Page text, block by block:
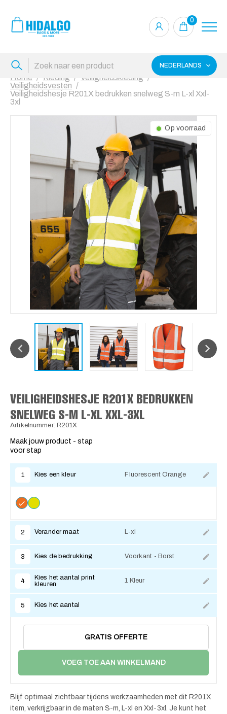
0
NEDERLANDS
Home Kleding
Veiligheidskleding
Veiligheidsvesten
Veiligheidshesje R201X bedrukken snelweg S-m L-xl Xxl-
3xl
Op voorraad
VEILIGHEIDSHESJE R201X BEDRUKKEN
SNELWEG S-M L-XL XXL-3XL
Artikelnummer: R201X
Maak jouw product - stap
voor stap
1 Kies een kleur Fluorescent Orange
2 Verander maat L-xl
3 Kies de bedrukking Voorkant - Borst
4
Kies het aantal print
kleuren
1 Kleur
5 Kies het aantal
GRATIS OFFERTE
VOEG TOE AAN WINKELMAND
Blijf optimaal zichtbaar tijdens werkzaamheden met dit R201X
item, verkrijgbaar in de maten S-m, L-xl en Xxl-3xl. Je kunt het